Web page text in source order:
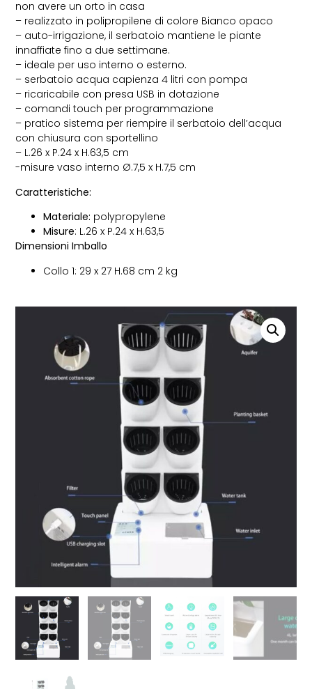
non avere un orto in casa
– realizzato in polipropilene di colore Bianco opaco
– auto-irrigazione, il serbatoio mantiene le piante
innaffiate fino a due settimane.
– ideale per uso interno o esterno.
– serbatoio acqua capienza 4 litri con pompa
– ricaricabile con presa USB in dotazione
– comandi touch per programmazione
– pratico sistema per riempire il serbatoio dell’acqua
con chiusura con sportellino
– L.26 x P.24 x H.63,5 cm
-misure vaso interno Ø.7,5 x H.7,5 cm
Caratteristiche:
Materiale: polypropylene
Misure: L.26 x P.24 x H.63,5
Dimensioni Imballo
Collo 1: 29 x 27 H.68 cm 2 kg